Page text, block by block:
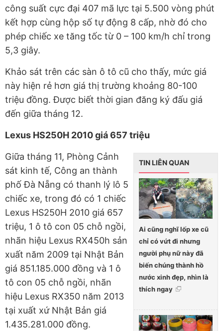
công suất cực đại 407 mã lực tại 5.500 vòng phút
kết hợp cùng hộp số tự động 8 cấp, nhờ đó cho
phép chiếc xe tăng tốc từ 0 – 100 km/h chỉ trong
5,3 giây.
Khảo sát trên các sàn ô tô cũ cho thấy, mức giá
này hiện rẻ hơn giá thị trường khoảng 80-100
triệu đồng. Được biết thời gian đăng ký đấu giá
đến giữa tháng 12.
Lexus HS250H 2010 giá 657 triệu
TIN LIÊN QUAN
Ai cũng nghĩ lốp xe cũ
chỉ có vứt đi nhưng
người phụ nữ này đã
biến chúng thành hồ
nước xinh đẹp, nhìn là
thích ngay
Giữa tháng 11, Phòng Cảnh
sát kinh tế, Công an thành
phố Đà Nẵng có thanh lý lô 5
chiếc xe, trong đó có 1 chiếc
Lexus HS250H 2010 giá 657
triệu, 1 ô tô con 05 chỗ ngồi,
nhãn hiệu Lexus RX450h sản
xuất năm 2009 tại Nhật Bản
giá 851.185.000 đồng và 1 ô
tô con 05 chỗ ngồi, nhãn
hiệu Lexus RX350 năm 2013
tại xuất xứ Nhật Bản giá
1.435.281.000 đồng.